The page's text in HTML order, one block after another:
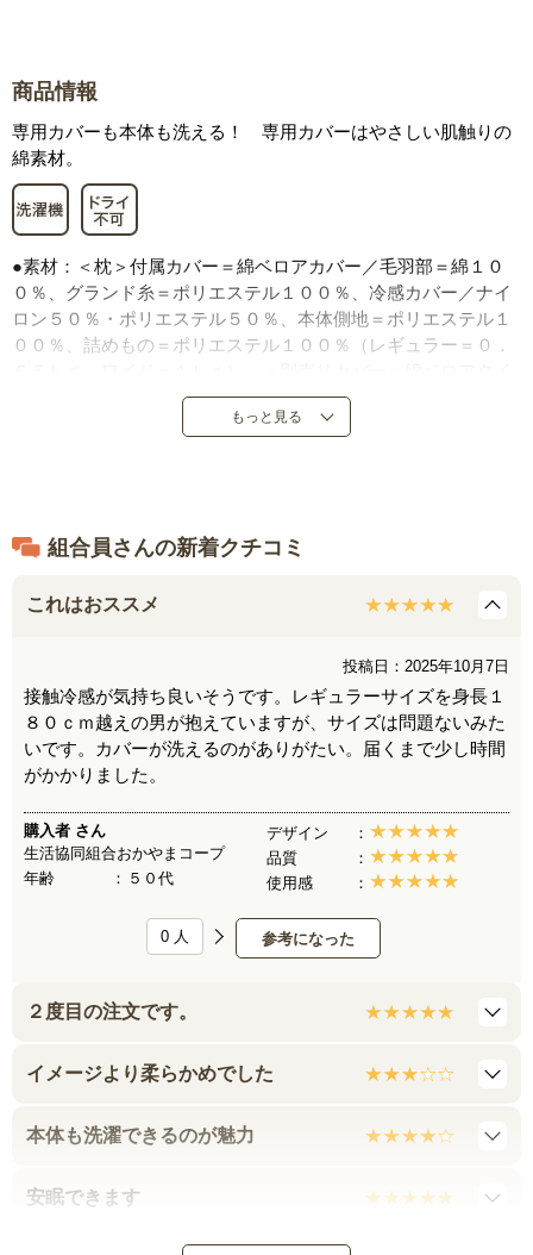
商品情報
専用カバーも本体も洗える！ 専用カバーはやさしい肌触りの
綿素材。
●素材：＜枕＞付属カバー＝綿ベロアカバー／毛羽部＝綿１０
０％、グランド糸＝ポリエステル１００％、冷感カバー／ナイ
ロン５０％・ポリエステル５０％、本体側地＝ポリエステル１
００％、詰めもの＝ポリエステル１００％（レギュラー＝０．
プ＝毛羽部／綿１００％、グランド糸／ポリエステル１０
０％、冷感タイプ＝ポリエステル５０％・ナイロン５０％
●枕本体＝日本製、カバー＝中国製
もっと見る
組合員さんの新着クチコミ
これはおススメ
投稿日：2025年10月7日
接触冷感が気持ち良いそうです。レギュラーサイズを身長１
８０ｃｍ越えの男が抱えていますが、サイズは問題ないみた
いです。カバーが洗えるのがありがたい。届くまで少し時間
がかかりました。
購入者 さん
生活協同組合おかやまコープ
年齢
５０代
デザイン
品質
使用感
参考になった
0 人
２度目の注文です。
イメージより柔らかめでした
本体も洗濯できるのが魅力
安眠できます